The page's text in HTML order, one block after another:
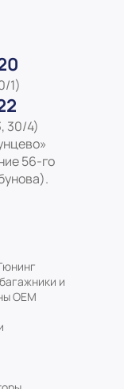
1)
30/4)
56-го
и
ОЕМ